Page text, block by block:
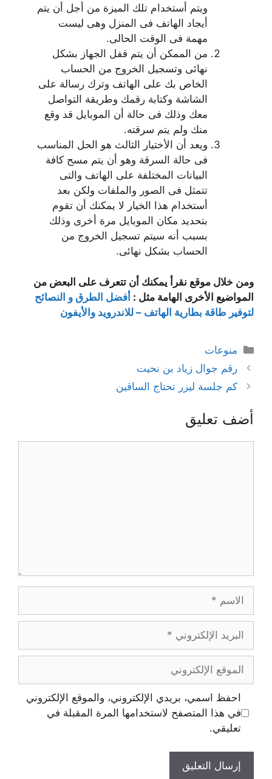
ويتم أستخدام تلك الميزة من أجل أن يتم
أيجاد الهاتف فى المنزل وهى ليست
مهمة فى الوقت الحالى.
من الممكن أن يتم قفل الجهاز بشكل
نهائى وتسجيل الخروج من الحساب
الخاص بك على الهاتف وترك رسالة على
الشاشة وكتابة رقمك وطريقة التواصل
معك وذلك فى حالة أن الموبايل قد وقع
منك ولم يتم سرقته.
ويعد أن الأختيار الثالث هو الحل المناسب
فى حالة السرقة وهو أن يتم مسح كافة
البيانات المختلفة على الهاتف والتى
تتمثل فى الصور والملفات ولكن بعد
أستخدام هذا الخيار لا يمكنك أن تقوم
بتحديد مكان الموبايل مرة أخرى وذلك
بسبب أنه سيتم تسجيل الخروج من
الحساب بشكل نهائى.
ومن خلال موقع نقرأ يمكنك أن تتعرف على البعض من
المواضيع الأخرى الهامة مثل : أفضل الطرق و النصائح
لتوفير طاقة بطارية الهاتف – للاندرويد والأيفون
التصنيفات
منوعات
رقم جوال زياد بن نحيت
كم جلسة ليزر تحتاج الساقين
أضف تعليق
الاسم
البريد
الإلكتروني
الموقع
الإلكتروني
احفظ اسمي، بريدي الإلكتروني، والموقع الإلكتروني
في هذا المتصفح لاستخدامها المرة المقبلة في
تعليقي.